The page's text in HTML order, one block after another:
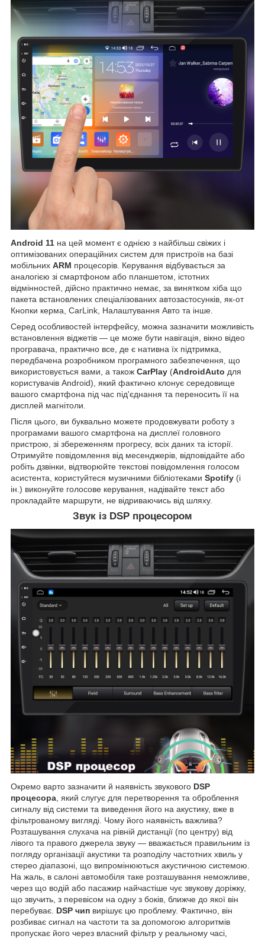
Android 11 на цей момент є однією з найбільш свіжих і
оптимізованих операційних систем для пристроїв на базі
мобільних ARM процесорів. Керування відбувається за
аналогією зі смартфоном або планшетом, істотних
відмінностей, дійсно практично немає, за винятком хіба що
пакета встановлених спеціалізованих автозастосунків, як-от
Кнопки керма, CarLink, Налаштування Авто та інше.
Серед особливостей інтерфейсу, можна зазначити можливість
встановлення віджетів — це може бути навігація, вікно відео
програвача, практично все, де є нативна їх підтримка,
передбачена розробником програмного забезпечення, що
використовується вами, а також CarPlay (AndroidAuto для
користувачів Android), який фактично клонує середовище
вашого смартфона під час під'єднання та переносить її на
дисплей магнітоли.
Після цього, ви буквально можете продовжувати роботу з
програмами вашого смартфона на дисплеї головного
пристрою, зі збереженням прогресу, всіх даних та історії.
Отримуйте повідомлення від месенджерів, відповідайте або
робіть дзвінки, відтворюйте текстові повідомлення голосом
асистента, користуйтеся музичними бібліотеками Spotify (і
ін.) виконуйте голосове керування, надівайте текст або
прокладайте маршрути, не відриваючись від шляху.
Звук із DSP процесором
Окремо варто зазначити й наявність звукового DSP
процесора , який слугує для перетворення та оброблення
сигналу від системи та виведення його на акустику, вже в
фільтрованому вигляді. Чому його наявність важлива?
Розташування слухача на рівній дистанції (по центру) від
лівого та правого джерела звуку — вважається правильним із
погляду організації акустики та розподілу частотних хвиль у
стерео діапазоні, що випромінюються акустичною системою.
На жаль, в салоні автомобіля таке розташування неможливе,
через що водій або пасажир найчастіше чує звукову доріжку,
що звучить, з перевісом на одну з боків, ближче до якої він
перебуває. DSP чип вирішує цю проблему. Фактично, він
розбиває сигнал на частоти та за допомогою алгоритмів
пропускає його через власний фільтр у реальному часі,